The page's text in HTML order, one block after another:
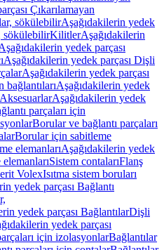
Çıkarılamayan
sökülebilirAşağıdakilerin yedek
sökülebilirKilitlerAşağıdakilerin
yedek parçası
Aşağıdakilerin yedek parçası Dişli
Aşağıdakilerin yedek parçası
bağlantılarıAşağıdakilerin yedek
AksesuarlarAşağıdakilerin yedek
parçaları için
Borular ve bağlantı parçaları
Borular için sabitleme
elemanlarıAşağıdakilerin yedek
Sistem contalarıFlanş
VolexIsıtma sistem boruları
yedek parçası Bağlantı
yedek parçası BağlantılarDişli
yedek parçası
için izolasyonlarBağlantılar